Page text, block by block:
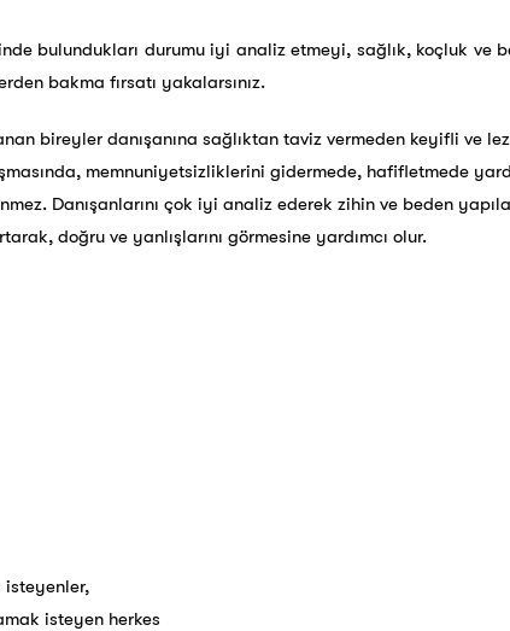
bulundukları durumu iyi analiz etmeyi, sağlık, koçluk ve
bakma fırsatı yakalarsınız.
bireyler danışanına sağlıktan taviz vermeden keyifli ve
memnuniyetsizliklerini gidermede, hafifletmede
Danışanlarını çok iyi analiz ederek zihin ve beden
doğru ve yanlışlarını görmesine yardımcı olur.
isteyenler,
isteyen herkes